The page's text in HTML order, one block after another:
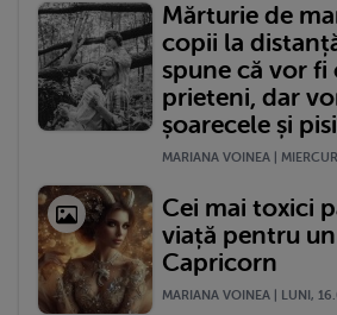
Mărturie de
copii la
spune că vor fi
prieteni, dar
șoarecele și
MARIANA VOINEA |
Cei mai toxici
viață pentru
Capricorn
MARIANA VOINEA | LUNI,